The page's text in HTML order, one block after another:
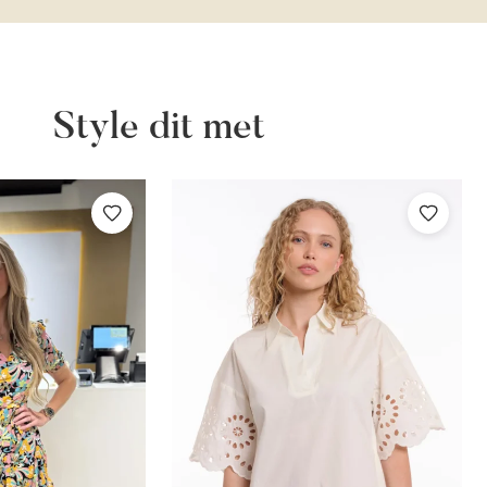
Style dit met